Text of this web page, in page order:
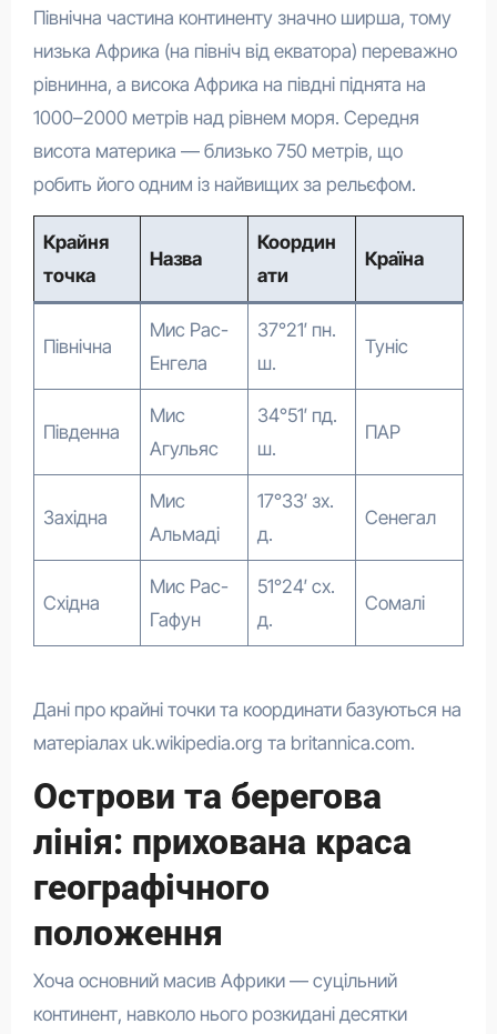
Північна частина континенту значно ширша, тому
низька Африка (на північ від екватора) переважно
рівнинна, а висока Африка на півдні піднята на
1000–2000 метрів над рівнем моря. Середня
висота материка — близько 750 метрів, що
робить його одним із найвищих за рельєфом.
Крайня
точка
Назва
Координ
ати
Країна
Північна
Мис Рас-
Енгела
37°21′ пн.
ш.
Туніс
Південна
Мис
Агульяс
34°51′ пд.
ш.
ПАР
Західна
Мис
Альмаді
17°33′ зх.
д.
Сенегал
Східна
Мис Рас-
Гафун
51°24′ сх.
д.
Сомалі
Дані про крайні точки та координати базуються на
матеріалах uk.wikipedia.org та britannica.com.
Острови та берегова
лінія: прихована краса
географічного
положення
Хоча основний масив Африки — суцільний
континент, навколо нього розкидані десятки